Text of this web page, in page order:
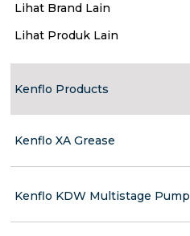
Lihat Brand Lain
Lihat Produk Lain
Kenflo Products
Kenflo XA Grease
Kenflo KDW Multistage Pump